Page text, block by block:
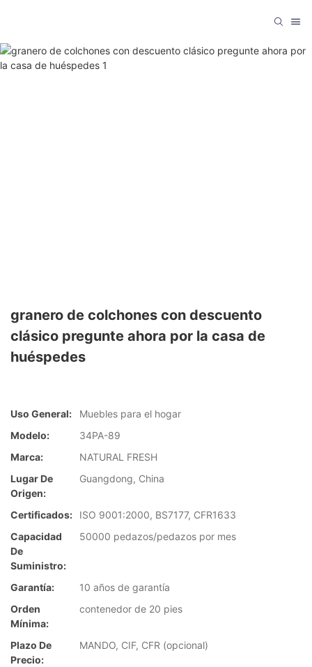
granero de colchones con descuento
clásico pregunte ahora por la casa de
huéspedes
Uso General:
Muebles para el hogar
Modelo:
34PA-89
Marca:
NATURAL FRESH
Lugar De
Origen:
Guangdong, China
Certificados:
ISO 9001:2000, BS7177, CFR1633
Capacidad
De
Suministro:
50000 pedazos/pedazos por mes
Garantía:
10 años de garantía
Orden
Mínima:
contenedor de 20 pies
Plazo De
Precio:
MANDO, CIF, CFR (opcional)